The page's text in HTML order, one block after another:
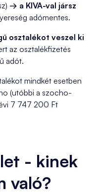
→ a KIVA-val jársz
adómentes.
osztalékot veszel ki
az osztalékfizetés
adót.
mindkét esetben
(utóbbi a szocho-
7 747 200 Ft
- kinek
való?